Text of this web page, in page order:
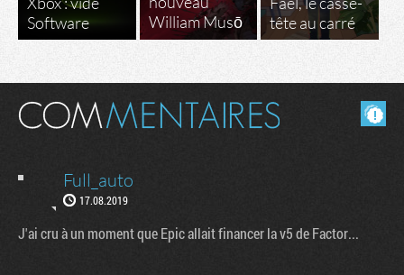
Software
William Musō
tête au carré
Masquer les commentaires lus.
Full_auto
17.08.2019
J'ai cru à un moment que Epic allait financer la v5 de Factor...